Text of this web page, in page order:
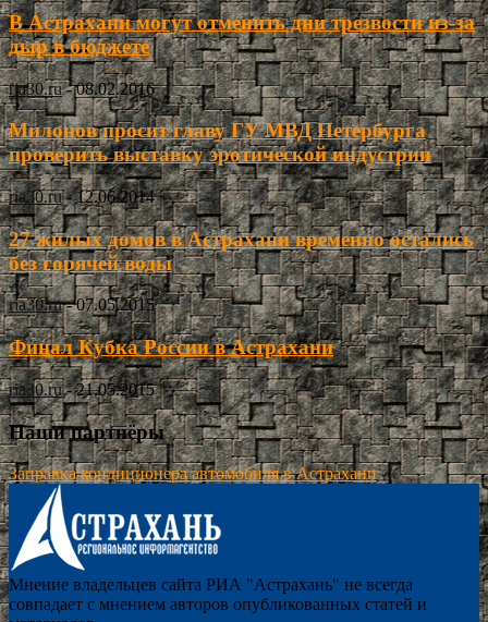
В Астрахани могут отменить дни трезвости из-за
дыр в бюджете
ria30.ru - 08.02.2016
Милонов просит главу ГУ МВД Петербурга
проверить выставку эротической индустрии
ria30.ru - 12.06.2014
27 жилых домов в Астрахани временно остались
без горячей воды
ria30.ru - 07.05.2015
Финал Кубка России в Астрахани
ria30.ru - 21.05.2015
Наши партнёры
Заправка кондиционера автомобиля в Астрахани
Мнение владельцев сайта РИА "Астрахань" не всегда
совпадает с мнением авторов опубликованных статей и